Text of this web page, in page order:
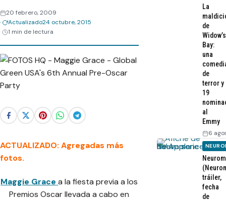
20 febrero, 2009
Actualizado24 octubre, 2015
1 min de lectura
ACTUALIZADO: Agregadas más
fotos.
Maggie Grace a la fiesta previa a los
Premios Oscar llevada a cabo en
La
de
Widow’s
Bay:
una
de
terror y
19
al
Emmy
6
tráiler,
fecha
de